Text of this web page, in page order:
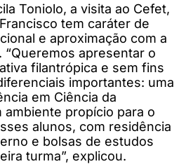
Toniolo, a visita ao Cefet,
tem caráter de
e aproximação com a
“Queremos apresentar o
filantrópica e sem fins
importantes: uma
em Ciência da
ambiente propício para o
alunos, com residência
e bolsas de estudos
turma”, explicou.